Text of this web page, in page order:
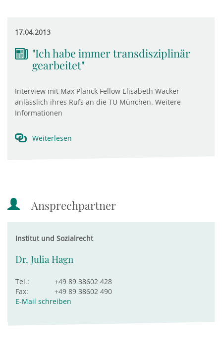
17.04.2013
"Ich habe immer transdisziplinär
gearbeitet"
Interview mit Max Planck Fellow Elisabeth Wacker
anlässlich ihres Rufs an die TU München. Weitere
Informationen
Weiterlesen
Ansprechpartner
Institut und Sozialrecht
Dr. Julia Hagn
Tel.:
+49 89 38602 428
Fax:
+49 89 38602 490
E-Mail schreiben